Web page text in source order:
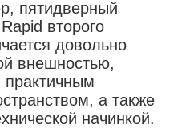
пятидверный
второго
довольно
внешностью,
а также
начинкой.